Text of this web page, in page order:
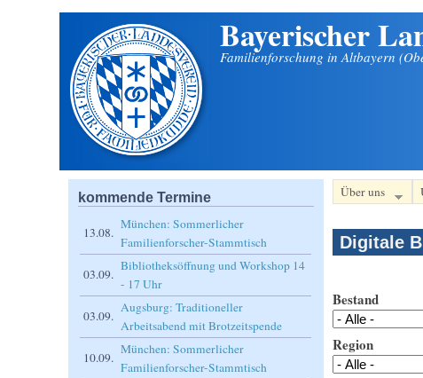
Bayerischer
Familienforschung in Altbayern
Über uns
Digitale
Bestand
Region
kommende Termine
13.08.
München: Sommerlicher
Familienforscher-Stammtisch
03.09.
Bibliotheksöffnung und Workshop 14
- 17 Uhr
03.09.
Augsburg: Traditioneller
Arbeitsabend mit Brotzeitspende
10.09.
München: Sommerlicher
Familienforscher-Stammtisch